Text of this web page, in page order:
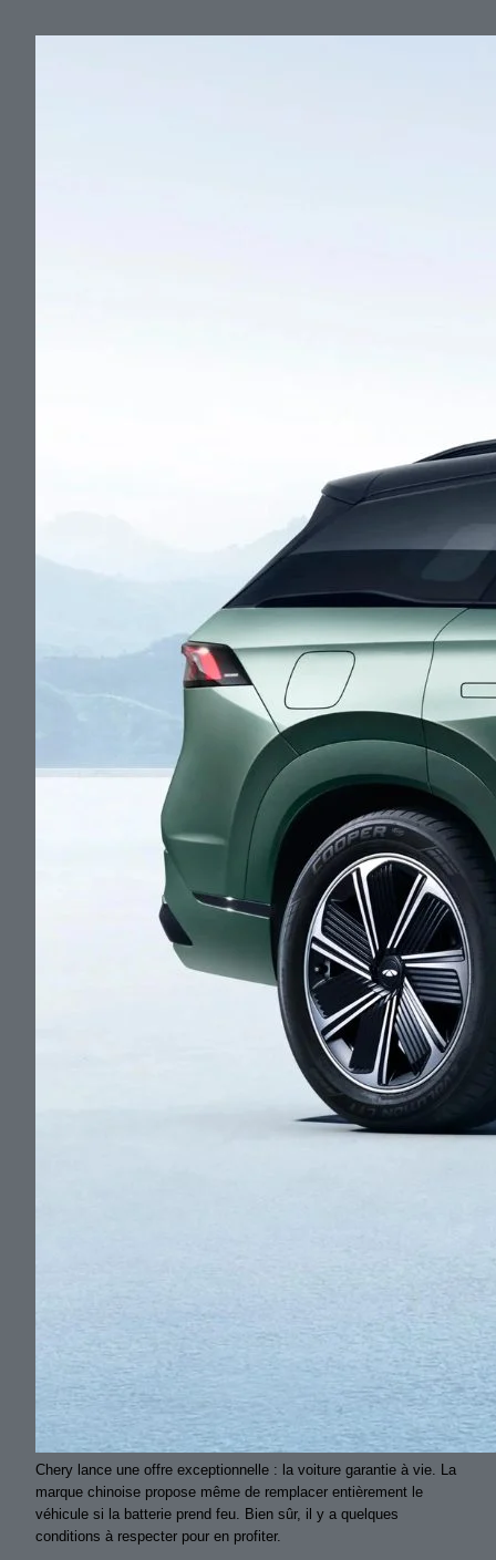
Chery lance une offre exceptionnelle : la voiture garantie à vie. La
marque chinoise propose même de remplacer entièrement le
véhicule si la batterie prend feu. Bien sûr, il y a quelques
conditions à respecter pour en profiter.